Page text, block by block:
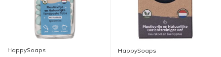
HappySoaps HappySoaps